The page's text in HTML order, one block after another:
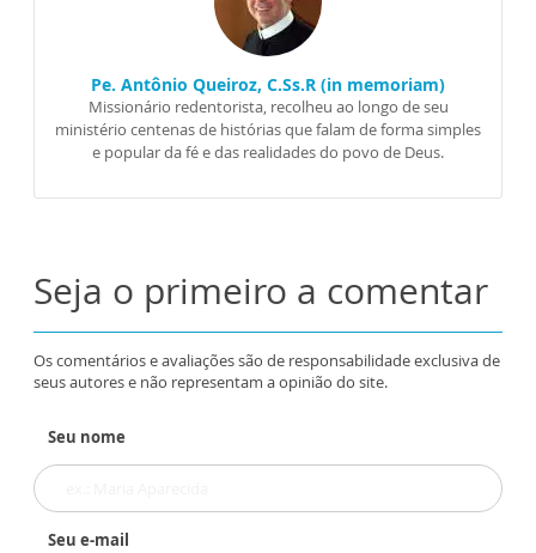
Pe. Antônio Queiroz, C.Ss.R (in memoriam)
Missionário redentorista, recolheu ao longo de seu
ministério centenas de histórias que falam de forma simples
e popular da fé e das realidades do povo de Deus.
Seja o primeiro a comentar
Os comentários e avaliações são de responsabilidade exclusiva de
seus autores e não representam a opinião do site.
Seu nome
Seu e-mail